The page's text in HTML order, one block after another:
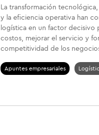
La transformación
y la eficiencia operativa han
logística en un factor decisivo
costos, mejorar el servicio y
competitividad de los
Apuntes empresariales